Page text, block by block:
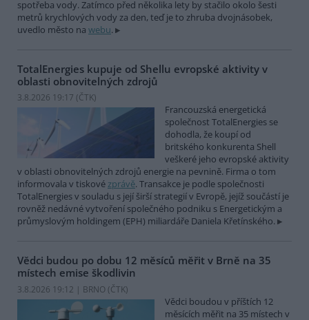
spotřeba vody. Zatímco před několika lety by stačilo okolo šesti
metrů krychlových vody za den, teď je to zhruba dvojnásobek,
uvedlo město na webu.
TotalEnergies kupuje od Shellu evropské aktivity v
oblasti obnovitelných zdrojů
3.8.2026 19:17 (ČTK)
Francouzská energetická
společnost TotalEnergies se
dohodla, že koupí od
britského konkurenta Shell
veškeré jeho evropské aktivity
v oblasti obnovitelných zdrojů energie na pevnině. Firma o tom
informovala v tiskovézprávě. Transakce je podle společnosti
TotalEnergies v souladu s její širší strategií v Evropě, jejíž součástí je
rovněž nedávné vytvoření společného podniku s Energetickým a
průmyslovým holdingem (EPH) miliardáře Daniela Křetínského.
Vědci budou po dobu 12 měsíců měřit v Brně na 35
místech emise škodlivin
3.8.2026 19:12 | BRNO (ČTK)
Vědci boudou v příštích 12
měsících měřit na 35 místech v